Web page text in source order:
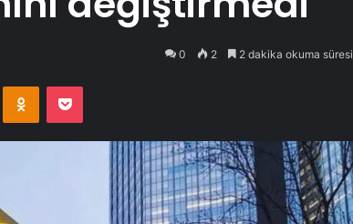
0 2 2 dakika okuma süresi
Odnoklassniki
Pocket